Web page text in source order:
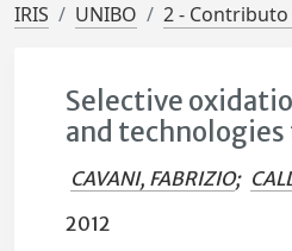
IRIS UNIBO 2 -
Selective
and
CAVANI, FABRIZIO;
2012